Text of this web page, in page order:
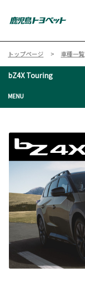
トップページ 車種一覧
bZ4X Touring
MENU